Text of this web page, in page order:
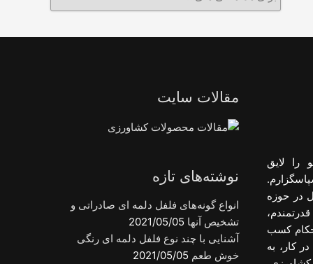
را لایق
در حوزه
کسب
کار، به
مقالات سایت
نوشته‌های تازه
انواع گونه‌های فلفل دلمه ای صادراتی و
تشخیص آنها 2021/05/05
آشنایی با چند نوع فلفل دلمه ای رنگی
خوش طعم 2021/05/05